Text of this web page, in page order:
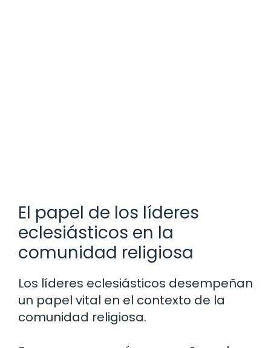
El papel de los líderes
eclesiásticos en la
comunidad religiosa
Los líderes eclesiásticos desempeñan
un papel vital en el contexto de la
comunidad religiosa.